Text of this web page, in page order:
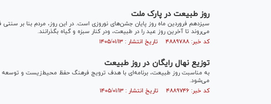
روز طبیعت در پارک ملت
سیزدهم فروردین ماه روز پایان جشن‌های نوروزی است. در این روز، مردم بنا بر
می‌روند تا آخرین روز عید را در طبیعت، ودر کنار سبزه و گیاه بگذرانند.
کد خبر: ۴۸۸۹۷۸۸ تاریخ انتشار : ۱۴۰۵/۰۱/۱۳
توزیع نهال رایگان در روز طبیعت
به مناسبت روز طبیعت، برنامه‌ای با هدف ترویج فرهنگ حفظ محیط‌زیست و توسعه
می‌شود.
کد خبر: ۴۸۸۹۷۴۶ تاریخ انتشار : ۱۴۰۵/۰۱/۱۳